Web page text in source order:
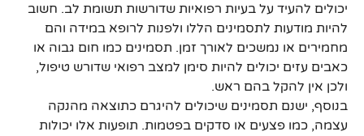
יכולים להעיד על בעיות רפואיות שדורשות תשומת לב. חשוב
להיות מודעות לתסמינים הללו ולפנות לרופא במידה והם
מחמירים או נמשכים לאורך זמן. תסמינים כמו חום גבוה או
כאבים עזים יכולים להיות סימן למצב רפואי שדורש טיפול,
ולכן אין להקל בהם ראש.
בנוסף, ישנם תסמינים שיכולים להיגרם כתוצאה מהנקה
עצמה, כמו פצעים או סדקים בפטמות. תופעות אלו יכולות